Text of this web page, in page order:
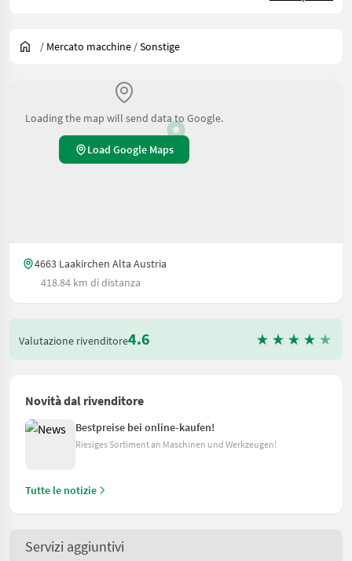
/ Mercato macchine /Sonstige
Loading the map will send data to Google.
Load Google Maps
4663 Laakirchen Alta Austria
418.84 km di distanza
Valutazione rivenditore4.6
Novità dal rivenditore
Bestpreise bei online-kaufen!
Riesiges Sortiment an Maschinen und Werkzeugen!
Tutte le notizie
Servizi aggiuntivi